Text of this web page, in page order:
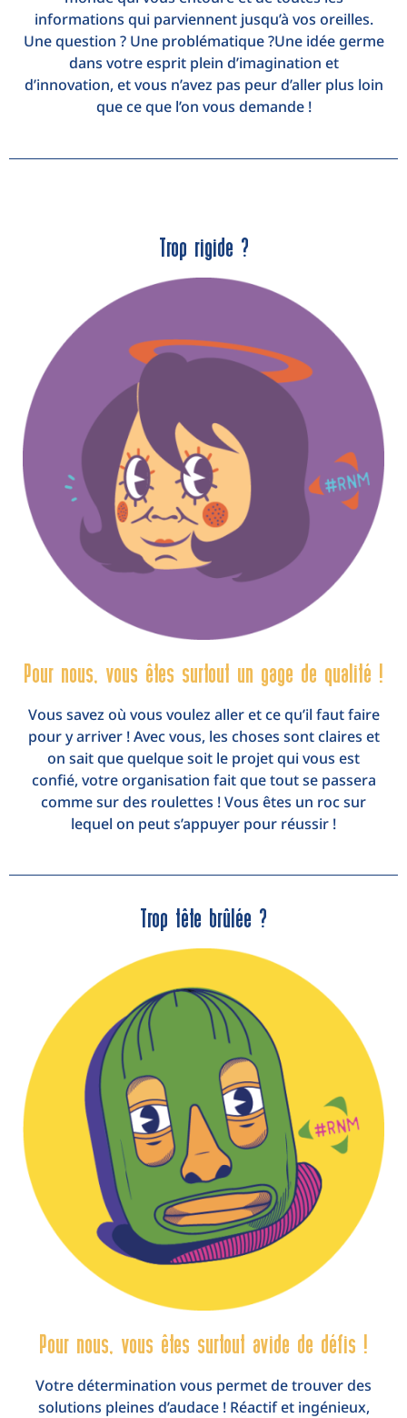
informations qui parviennent jusqu’à vos oreilles.
Une question ? Une problématique ?Une idée germe
dans votre esprit plein d’imagination et
d’innovation, et vous n’avez pas peur d’aller plus loin
que ce que l’on vous demande !
Trop rigide ?
Pour nous, vous êtes surtout un gage de qualité !
Vous savez où vous voulez aller et ce qu’il faut faire
pour y arriver ! Avec vous, les choses sont claires et
on sait que quelque soit le projet qui vous est
confié, votre organisation fait que tout se passera
comme sur des roulettes ! Vous êtes un roc sur
lequel on peut s’appuyer pour réussir !
Trop tête brûlée ?
Pour nous, vous êtes surtout avide de défis !
Votre détermination vous permet de trouver des
solutions pleines d’audace ! Réactif et ingénieux,